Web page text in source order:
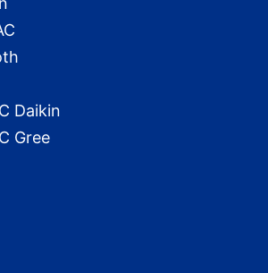
Daikin
Gree